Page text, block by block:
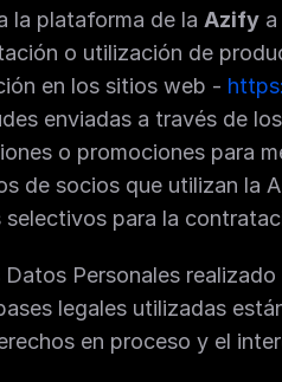
la plataforma de la Azify
o utilización de
en los sitios web -
enviadas a través de
o promociones para
de socios que utilizan la
para la
Personales realizado
legales utilizadas
en proceso y el